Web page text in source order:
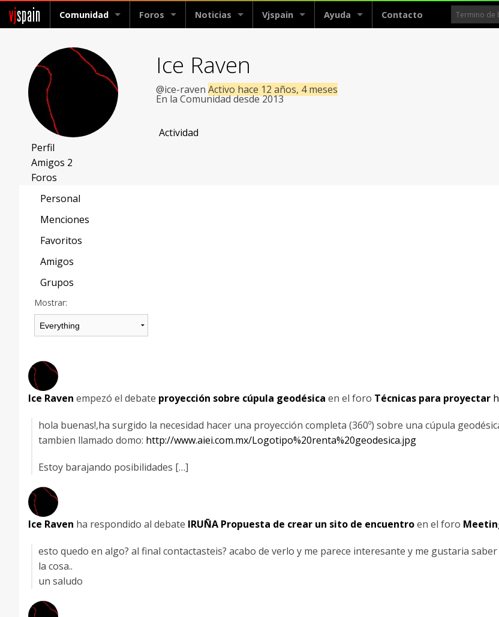
vjspain Comunidad Foros Noticias Vjspain Ayuda Contacto
Ice Raven
@ice-raven Activo hace 12 años, 4 meses
En la Comunidad desde 2013
Actividad
Perfil
Amigos 2
Foros
Personal
Menciones
Favoritos
Amigos
Grupos
Mostrar:
Ice Raven empezó el debate proyección sobre cúpula geodésica en el foro Técnicas para proyectar
hola buenas!,ha surgido la necesidad hacer una proyección completa (360º) sobre una cúpula
tambien llamado domo: http://www.aiei.com.mx/Logotipo%20renta%20geodesica.jpg
Estoy barajando posibilidades […]
Ice Raven ha respondido al debate IRUÑA Propuesta de crear un sito de encuentroen el foro
esto quedo en algo? al final contactasteis? acabo de verlo y me parece interesante y me gustaria
la cosa..
un saludo